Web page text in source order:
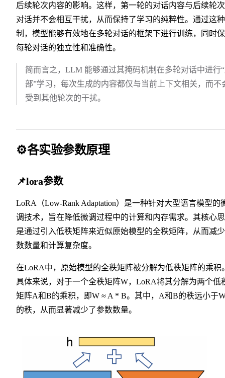
后续轮次内容的影响。这样，第一轮的对话内容与后续轮
对话并不会相互干扰，从而保持了学习的纯粹性。通过这
制，模型能够有效地在多轮对话的框架下进行训练，同时
每轮对话的独立性和准确性。
简而言之，LLM 能够通过其掩码机制在多轮对话中进行
部”学习，每次生成的内容都仅与当前上下文相关，而不
受到其他轮次的干扰。
⚙️各实验参数原理
📌lora参数
LoRA（Low-Rank Adaptation）是一种针对大型语言模型的
调技术，旨在降低微调过程中的计算和内存需求。其核心
是通过引入低秩矩阵来近似原始模型的全秩矩阵，从而减
数数量和计算复杂度。
在LoRA中，原始模型的全秩矩阵被分解为低秩矩阵的乘积
具体来说，对于一个全秩矩阵W，LoRA将其分解为两个低
矩阵A和B的乘积，即W ≈ A * B。其中，A和B的秩远小于
的秩，从而显著减少了参数数量。